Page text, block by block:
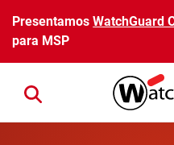
Pasar al contenido principal
PresentamosWatchGuard
para MSP
Close search